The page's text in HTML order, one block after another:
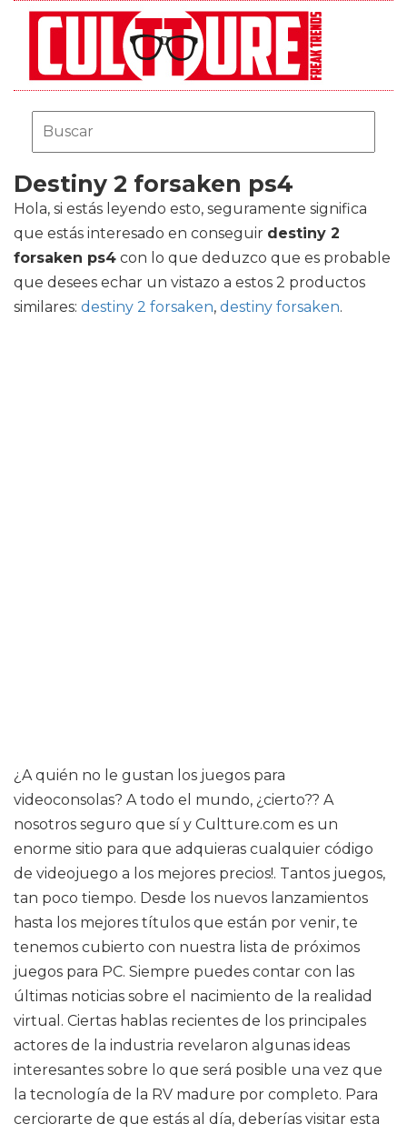
Destiny 2 forsaken ps4
Hola, si estás leyendo esto, seguramente significa
que estás interesado en conseguir destiny 2
forsaken ps4 con lo que deduzco que es probable
que desees echar un vistazo a estos 2 productos
similares: destiny 2 forsaken, destiny forsaken.
¿A quién no le gustan los juegos para
videoconsolas? A todo el mundo, ¿cierto?? A
nosotros seguro que sí y Cultture.com es un
enorme sitio para que adquieras cualquier código
de videojuego a los mejores precios!. Tantos juegos,
tan poco tiempo. Desde los nuevos lanzamientos
hasta los mejores títulos que están por venir, te
tenemos cubierto con nuestra lista de próximos
juegos para PC. Siempre puedes contar con las
últimas noticias sobre el nacimiento de la realidad
virtual. Ciertas hablas recientes de los principales
actores de la industria revelaron algunas ideas
interesantes sobre lo que será posible una vez que
la tecnología de la RV madure por completo. Para
cerciorarte de que estás al día, deberías visitar esta